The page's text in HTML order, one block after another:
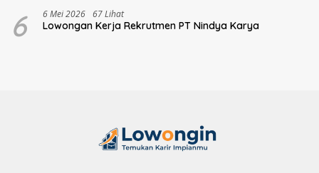
6 6 Mei 2026 67 Lihat
Lowongan Kerja Rekrutmen PT Nindya Karya